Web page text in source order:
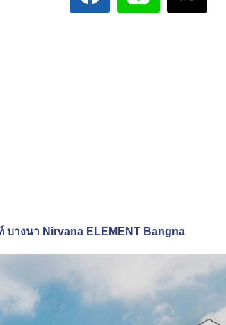
บางนา Nirvana ELEMENT Bangna